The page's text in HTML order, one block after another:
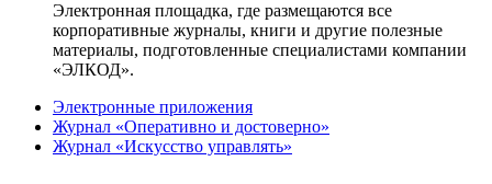
Электронная площадка, где размещаются все
корпоративные журналы, книги и другие полезные
материалы, подготовленные специалистами компании
«ЭЛКОД».
Электронные приложения
Журнал «Оперативно и достоверно»
Журнал «Искусство управлять»